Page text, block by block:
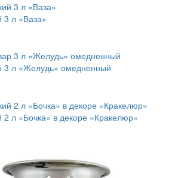
3 л «Ваза»
3 л «Желудь» омедненный
2 л «Бочка» в декоре «Кракелюр»